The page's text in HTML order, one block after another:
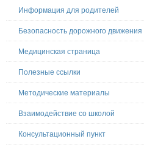
Информация для родителей
Безопасность дорожного движения
Медицинская страница
Полезные ссылки
Методические материалы
Взаимодействие со школой
Консультационный пункт